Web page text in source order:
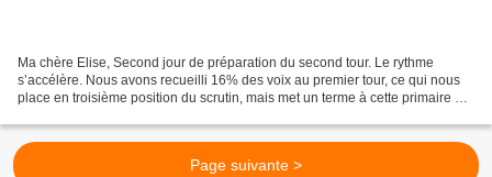
Ma chère Elise, Second jour de préparation du second tour. Le rythme
s’accélère. Nous avons recueilli 16% des voix au premier tour, ce qui nous
place en troisième position du scrutin, mais met un terme à cette primaire à
Page suivante >